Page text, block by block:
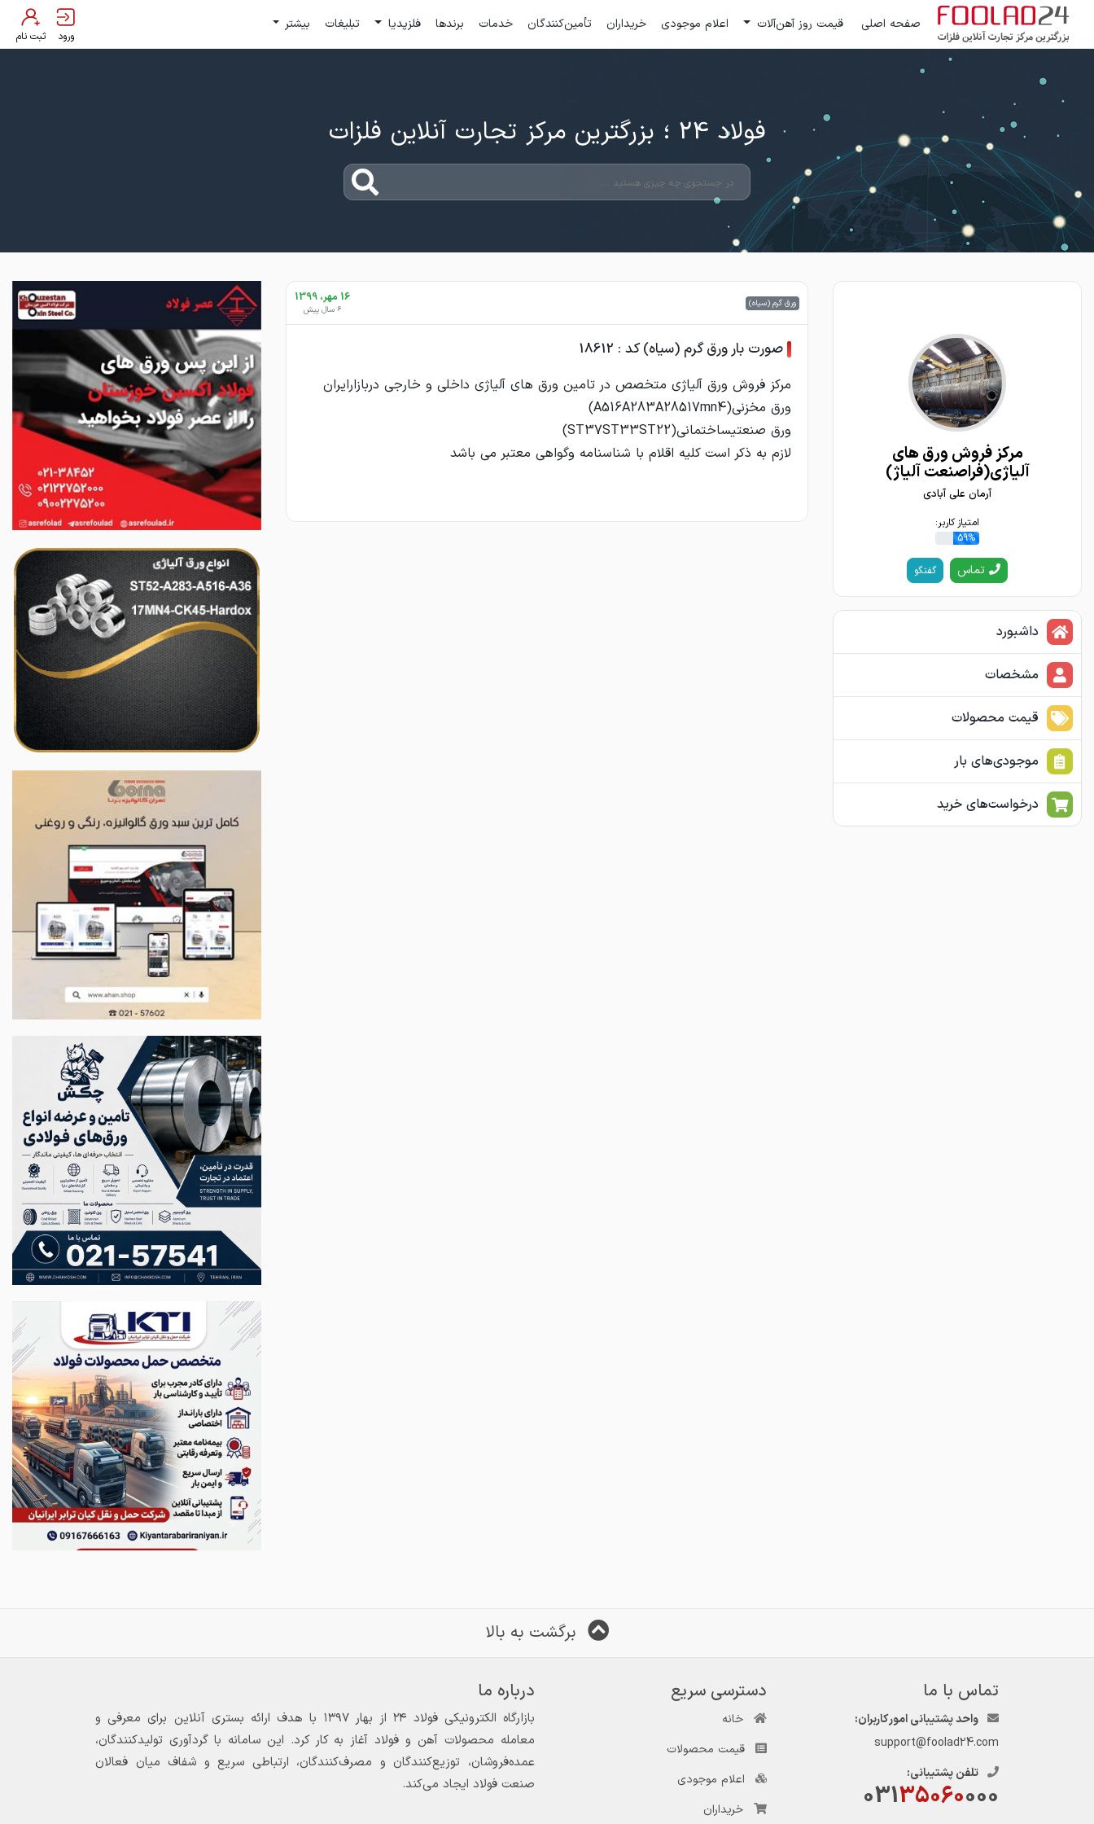
صفحه اصلی قیمت روز آهن‌آلات اعلام موجودی خریداران تأمین‌کنندگان خدمات برندها فلزپدیا تبلیغات بیشتر
ورود ثبت نام
فولاد 24 ؛ بزرگترین مرکز تجارت آنلاین فلزات
مرکز فروش ورق های
آلیاژی(فراصنعت آلیاژ)
آرمان علی آبادی
امتیاز کاربر:
59%
تماس گفتگو
داشبورد
مشخصات
قیمت محصولات
موجودی‌های بار
درخواست‌های خرید
ورق گرم (سیاه) 16 مهر، 1399
6 سال پیش
صورت بار ورق گرم (سیاه) کد : 18612
برگشت به بالا
تماس با ما
واحد پشتیبانی امور کاربران:
support@foolad24.com
تلفن پشتیبانی:
03135060000
دسترسی سریع
خانه
قیمت محصولات
اعلام موجودی
خریداران
درباره ما
بازارگاه الکترونیکی فولاد ۲۴ از بهار ۱۳۹۷ با هدف ارائه بستری آنلاین برای معرفی و
معامله محصولات آهن و فولاد آغاز به کار کرد. این سامانه با گردآوری تولیدکنندگان،
عمده‌فروشان، توزیع‌کنندگان و مصرف‌کنندگان، ارتباطی سریع و شفاف میان فعالان
صنعت فولاد ایجاد می‌کند.